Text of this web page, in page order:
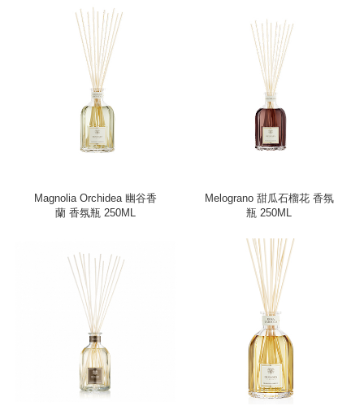
Magnolia Orchidea 幽谷香
蘭 香氛瓶 250ML
Melograno 甜瓜石榴花 香氛
瓶 250ML